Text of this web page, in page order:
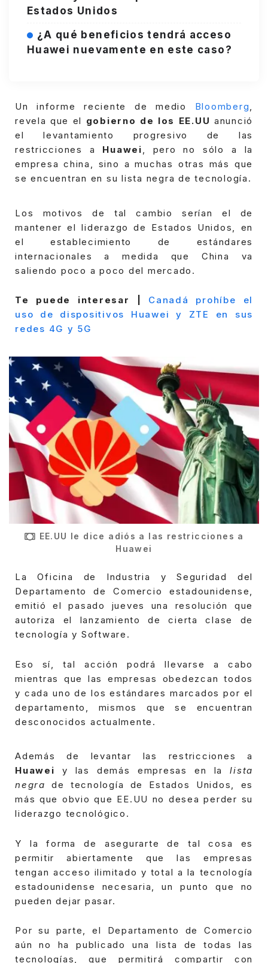
Estados Unidos
¿A qué beneficios tendrá acceso
Huawei nuevamente en este caso?
Un informe reciente de medio Bloomberg,
revela que el gobierno de los EE.UU anunció
el levantamiento progresivo de las
restricciones a Huawei, pero no sólo a la
empresa china, sino a muchas otras más que
se encuentran en su lista negra de tecnología.
Los motivos de tal cambio serían el de
mantener el liderazgo de Estados Unidos, en
el establecimiento de estándares
internacionales a medida que China va
saliendo poco a poco del mercado.
Te puede interesar |
Canadá prohíbe el
uso de dispositivos Huawei y ZTE en sus
redes 4G y 5G
EE.UU le dice adiós a las restricciones a
Huawei
La Oficina de Industria y Seguridad del
Departamento de Comercio estadounidense,
emitió el pasado jueves una resolución que
autoriza el lanzamiento de cierta clase de
tecnología y Software.
Eso sí, tal acción podrá llevarse a cabo
mientras que las empresas obedezcan todos
y cada uno de los estándares marcados por el
departamento, mismos que se encuentran
desconocidos actualmente.
Además de levantar las restricciones a
Huawei y las demás empresas en lalista
negra de tecnología de Estados Unidos, es
más que obvio que EE.UU no desea perder su
liderazgo tecnológico.
Y la forma de asegurarte de tal cosa es
permitir abiertamente que las empresas
tengan acceso ilimitado y total a la tecnología
estadounidense necesaria, un punto que no
pueden dejar pasar.
Por su parte, el Departamento de Comercio
aún no ha publicado una lista de todas las
tecnologías, que permitirá compartir con